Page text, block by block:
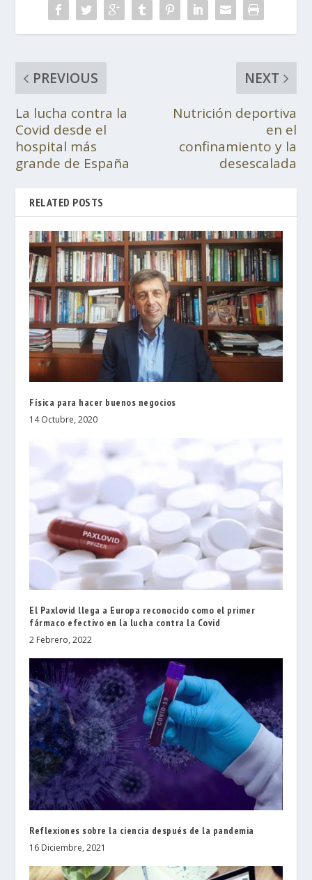
PREVIOUS
La lucha contra la
Covid desde el
hospital más
grande de España
NEXT
Nutrición deportiva
en el
confinamiento y la
desescalada
RELATED POSTS
Física para hacer buenos negocios
14 Octubre, 2020
El Paxlovid llega a Europa reconocido como el primer
fármaco efectivo en la lucha contra la Covid
2 Febrero, 2022
Reflexiones sobre la ciencia después de la pandemia
16 Diciembre, 2021